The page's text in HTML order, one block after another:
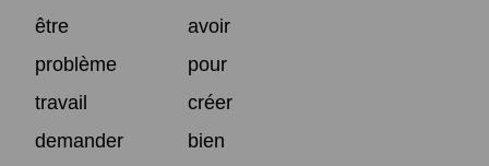
être
avoir
problème
pour
travail
créer
demander
bien